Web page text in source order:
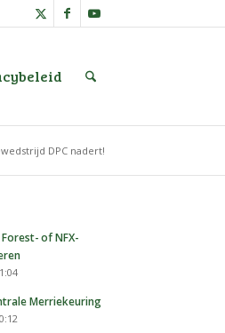
DPC nadert!
of NFX-
Merriekeuring